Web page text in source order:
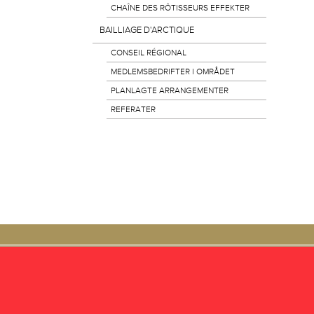
CHAÎNE DES RÔTISSEURS EFFEKTER
BAILLIAGE D'ARCTIQUE
CONSEIL RÉGIONAL
MEDLEMSBEDRIFTER I OMRÅDET
PLANLAGTE ARRANGEMENTER
REFERATER